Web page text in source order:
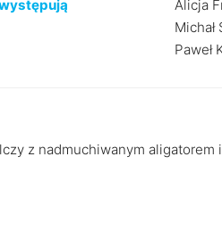
Alicja
Paweł
z nadmuchiwanym aligatorem